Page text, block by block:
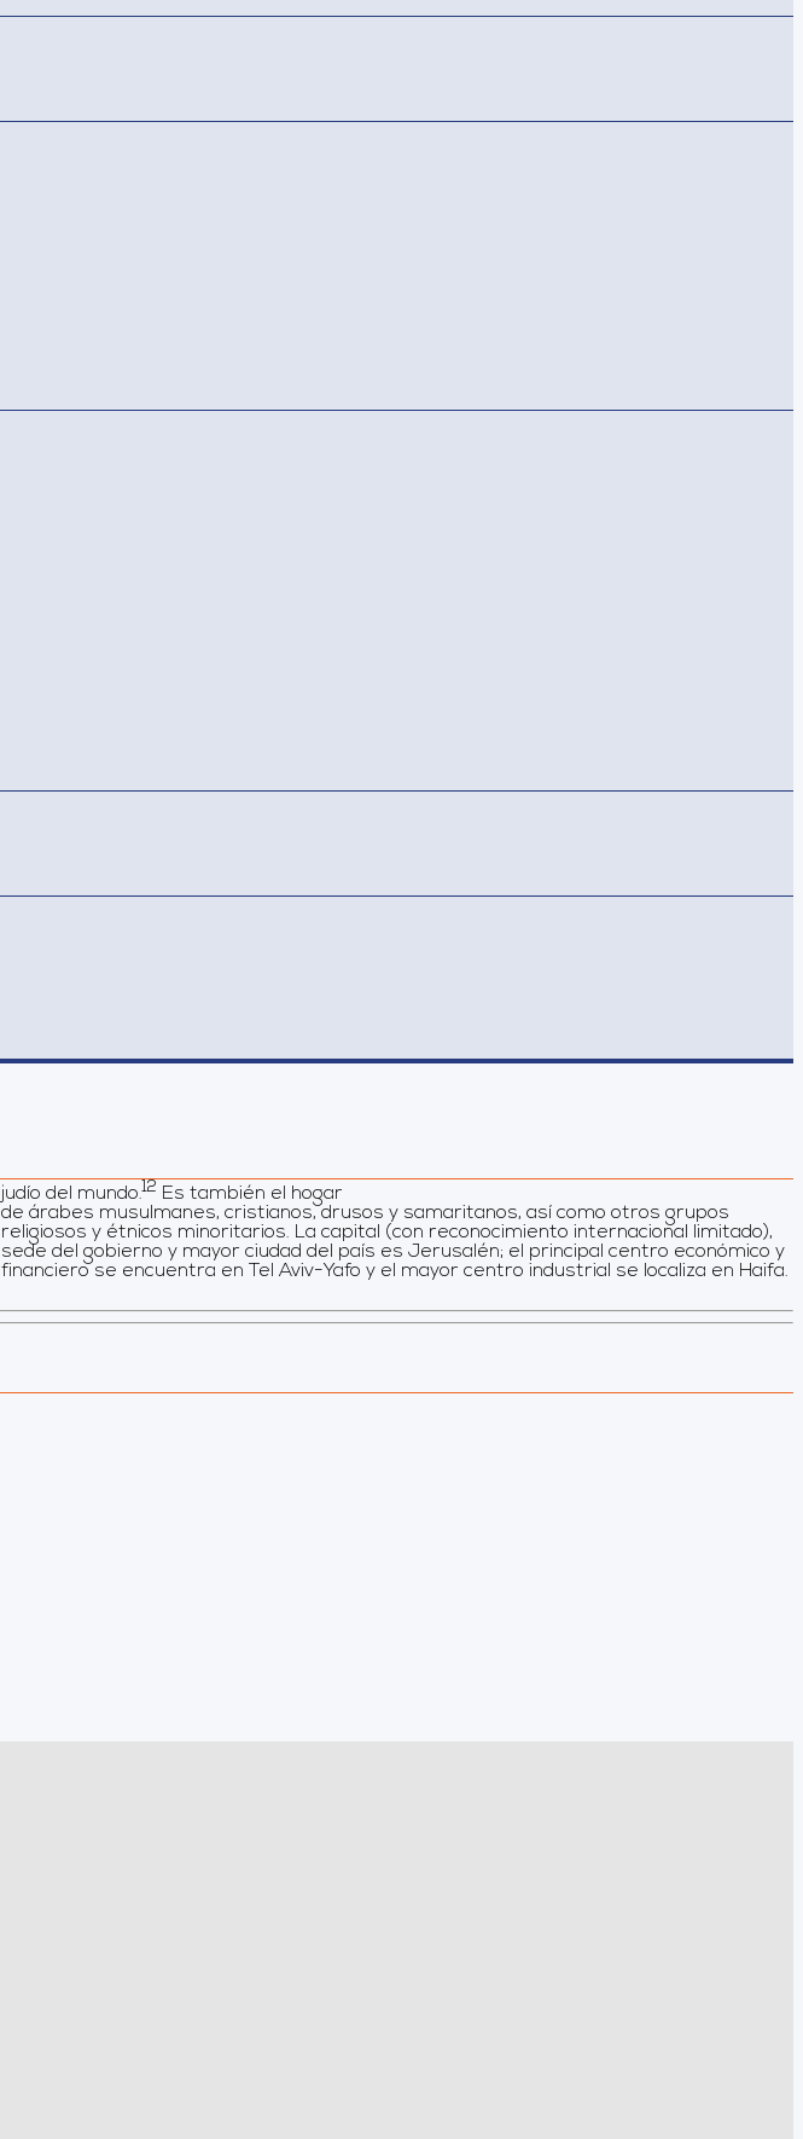
judío del mundo. 12 ​ Es también el hogar
de árabes musulmanes, cristianos, drusos y samaritanos, así como otros grupos
religiosos y étnicos minoritarios. La capital (con reconocimiento internacional limitado),
sede del gobierno y mayor ciudad del país es Jerusalén; el principal centro económico y
financiero se encuentra en Tel Aviv-Yafo y el mayor centro industrial se localiza en Haifa.